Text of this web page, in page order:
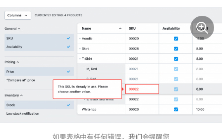
如果表格中有任何错误，我们会提醒您